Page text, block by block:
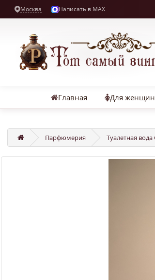
Москва Написать в MAX
Главная Для женщин
Парфюмерия Туалетная